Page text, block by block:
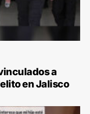
a
en Jalisco